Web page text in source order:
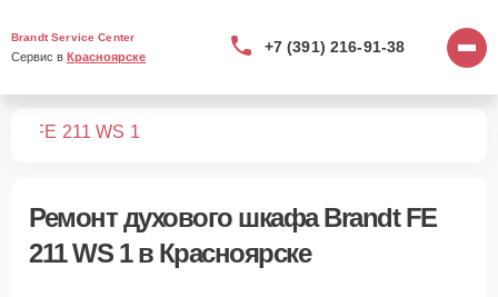
Brandt Service Center
Сервис в Красноярске
+7 (391) 216-91-38
FE 211 WS 1
Ремонтдухового шкафа Brandt FE
211 WS 1в Красноярске